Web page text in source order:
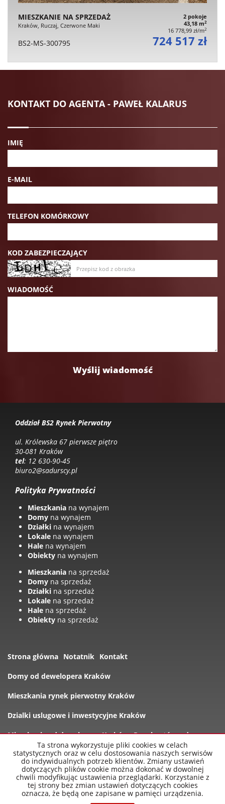
MIESZKANIE NA SPRZEDAŻ
Kraków, Ruczaj, Czerwone Maki
2 pokoje
43,18 m2
16 778,99 zł/m2
BS2-MS-300795 724 517 zł
KONTAKT DO AGENTA - PAWEŁ KALARUS
IMIĘ
E-MAIL
TELEFON KOMÓRKOWY
KOD ZABEZPIECZAJĄCY
WIADOMOŚĆ
Oddział BS2 Rynek Pierwotny
ul. Królewska 67 pierwsze piętro
30-081 Kraków
tel: 12 630-90-45
biuro2@sadurscy.pl
Polityka Prywatności
Mieszkania na wynajem
Domy na wynajem
Działki na wynajem
Lokale na wynajem
Hale na wynajem
Obiekty na wynajem
Mieszkania na sprzedaż
Domy na sprzedaż
Działki na sprzedaż
Lokale na sprzedaż
Hale na sprzedaż
Obiekty na sprzedaż
Strona główna Notatnik Kontakt
Domy od dewelopera Kraków
Mieszkania rynek pierwotny Kraków
Dzialki uslugowe i inwestycyjne Kraków
Mieszkania od dewelopera Kraków Rynek wtórny domy
Oferty
nowe-mieszkania-krakow.pl 2026 Program dla biur
Ta strona wykorzystuje pliki cookies w celach
statystycznych oraz w celu dostosowania naszych serwisów
do indywidualnych potrzeb klientów. Zmiany ustawień
dotyczących plików cookie można dokonać w dowolnej
chwili modyfikując ustawienia przeglądarki. Korzystanie z
tej strony bez zmian ustawień dotyczących cookies
oznacza, że będą one zapisane w pamięci urządzenia.